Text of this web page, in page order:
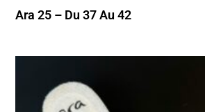
Ara 25 – Du 37 Au 42